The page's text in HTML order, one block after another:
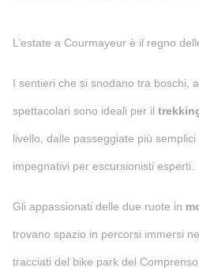
L’estate a Courmayeur è il regno
I sentieri che si snodano tra boschi,
spettacolari sono ideali per il
livello, dalle passeggiate più
impegnativi per escursionisti esperti.
Gli appassionati delle due ruote in
trovano spazio in percorsi immersi
tracciati del bike park del